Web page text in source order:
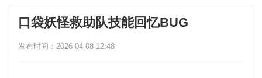
口袋妖怪救助队技能回忆BUG
发布时间：2026-04-08 12:48